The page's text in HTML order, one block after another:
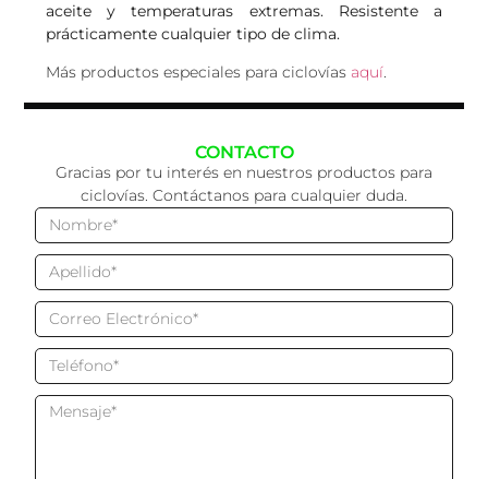
aceite y temperaturas extremas. Resistente a
prácticamente cualquier tipo de clima.
Más productos especiales para ciclovías aquí.
CONTACTO
Gracias por tu interés en nuestros productos para
ciclovías. Contáctanos para cualquier duda.